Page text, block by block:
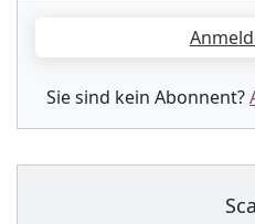
Sie sind kein Abonnent?